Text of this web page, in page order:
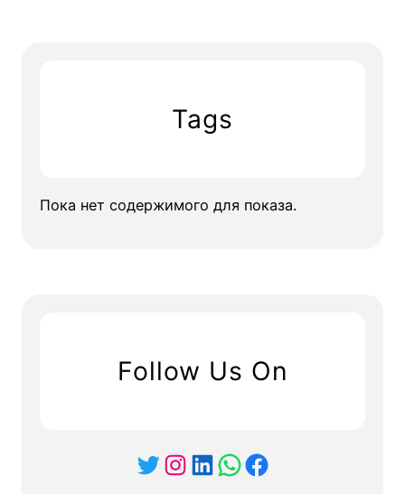
Tags
Пока нет содержимого для показа.
Follow Us On
Twitter Instagram LinkedIn WhatsApp Facebook